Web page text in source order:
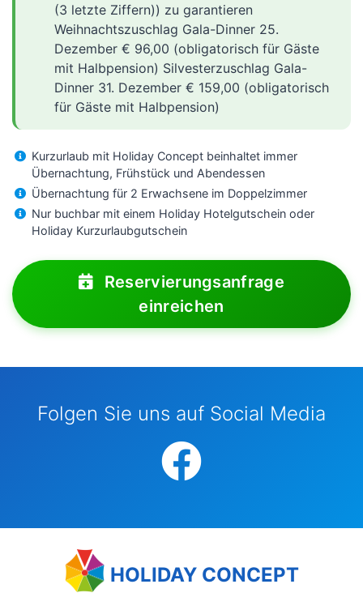
(3 letzte Ziffern)) zu garantieren
Weihnachtszuschlag Gala-Dinner 25.
Dezember € 96,00 (obligatorisch für Gäste
mit Halbpension) Silvesterzuschlag Gala-
Dinner 31. Dezember € 159,00 (obligatorisch
für Gäste mit Halbpension)
Kurzurlaub mit Holiday Concept beinhaltet immer
Übernachtung, Frühstück und Abendessen
Übernachtung für 2 Erwachsene im Doppelzimmer
Nur buchbar mit einem Holiday Hotelgutschein oder
Holiday Kurzurlaubgutschein
Reservierungsanfrage
einreichen
Folgen Sie uns auf Social Media
HOLIDAY CONCEPT